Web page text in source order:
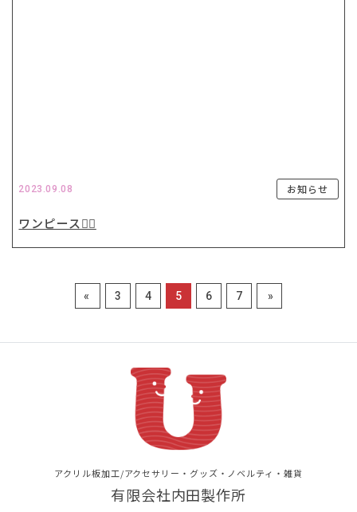
2023.09.08 お知らせ
ワンピース🏴‍☠️
« 3 4 5 6 7 »
アクリル板加工/アクセサリー・グッズ・ノベルティ・雑貨
有限会社内田製作所